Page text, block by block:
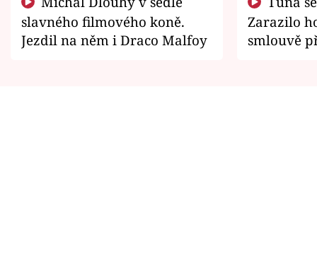
slavného filmového koně.
Jezdil na něm i Draco Malfoy
Zarazilo
smlouvě